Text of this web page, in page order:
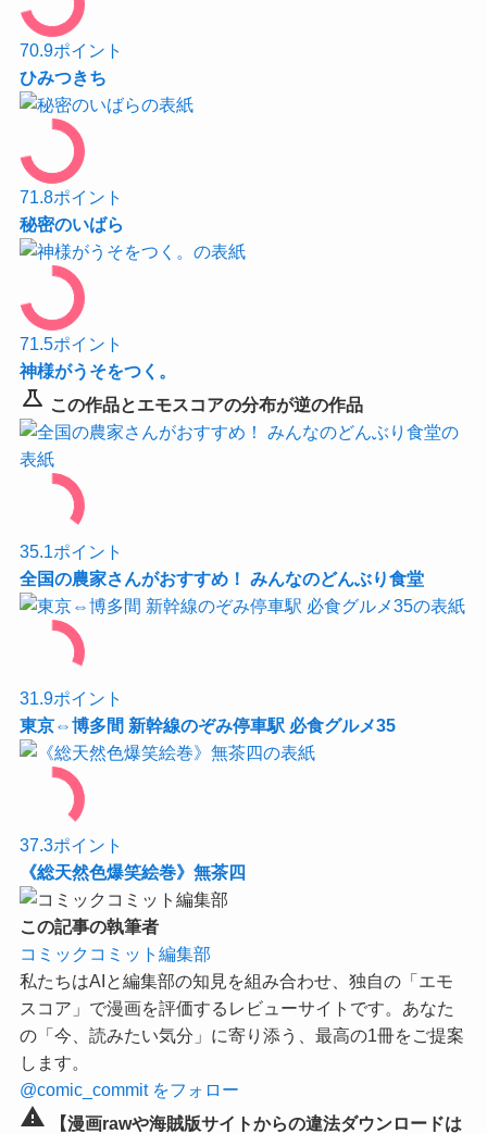
70.9ポイント
ひみつきち
71.8ポイント
秘密のいばら
71.5ポイント
神様がうそをつく。
science この作品とエモスコアの分布が逆の作品
35.1 ポイント
全国の農家さんがおすすめ！ みんなのどんぶり食堂
31.9ポイント
東京⇔博多間 新幹線のぞみ停車駅 必食グルメ35
37.3ポイント
《総天然色爆笑絵巻》無茶四
この記事の執筆者
コミックコミット編集部
私たちはAIと編集部の知見を組み合わせ、独自の「エモ
スコア」で漫画を評価するレビューサイトです。あなた
の「今、読みたい気分」に寄り添う、最高の1冊をご提案
します。
@comic_commit をフォロー
warning
【漫画rawや海賊版サイトからの違法ダウンロードは